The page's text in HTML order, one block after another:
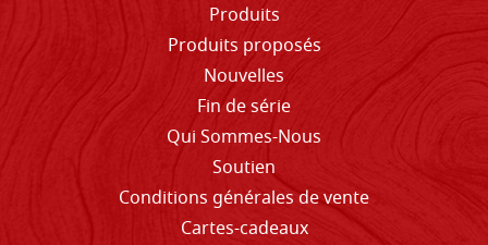
Produits
Produits proposés
Nouvelles
Fin de série
Qui Sommes-Nous
Soutien
Conditions générales de vente
Cartes-cadeaux